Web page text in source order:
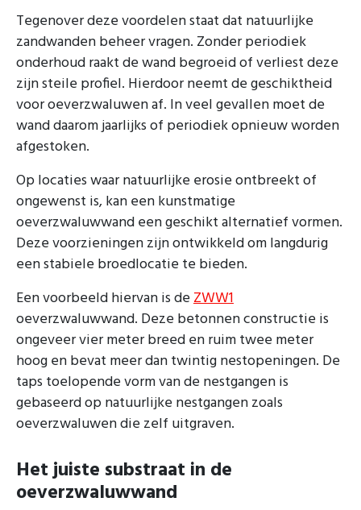
Tegenover deze voordelen staat dat natuurlijke
zandwanden beheer vragen. Zonder periodiek
onderhoud raakt de wand begroeid of verliest deze
zijn steile profiel. Hierdoor neemt de geschiktheid
voor oeverzwaluwen af. In veel gevallen moet de
wand daarom jaarlijks of periodiek opnieuw worden
afgestoken.
Op locaties waar natuurlijke erosie ontbreekt of
ongewenst is, kan een kunstmatige
oeverzwaluwwand een geschikt alternatief vormen.
Deze voorzieningen zijn ontwikkeld om langdurig
een stabiele broedlocatie te bieden.
Een voorbeeld hiervan is deZWW1
oeverzwaluwwand. Deze betonnen constructie is
ongeveer vier meter breed en ruim twee meter
hoog en bevat meer dan twintig nestopeningen. De
taps toelopende vorm van de nestgangen is
gebaseerd op natuurlijke nestgangen zoals
oeverzwaluwen die zelf uitgraven.
Het juiste substraat in de
oeverzwaluwwand